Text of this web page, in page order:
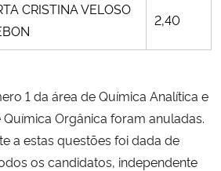
CRISTINA VELOSO
2,40
1 da área de Química Analítica e
Orgânica foram anuladas.
a estas questões foi dada de
os candidatos, independente